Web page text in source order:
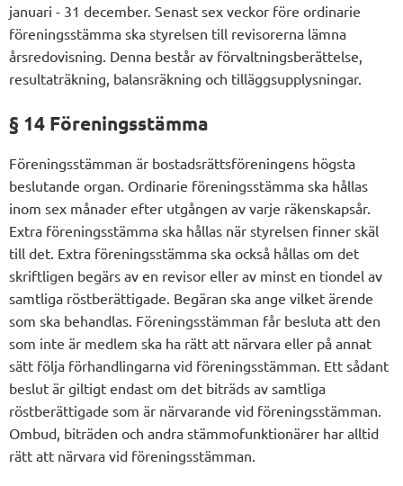
januari - 31 december. Senast sex veckor före ordinarie
föreningsstämma ska styrelsen till revisorerna lämna
årsredovisning. Denna består av förvaltningsberättelse,
resultaträkning, balansräkning och tilläggsupplysningar.
§ 14 Föreningsstämma
Föreningsstämman är bostadsrättsföreningens högsta
beslutande organ. Ordinarie föreningsstämma ska hållas
inom sex månader efter utgången av varje räkenskapsår.
Extra föreningsstämma ska hållas när styrelsen finner skäl
till det. Extra föreningsstämma ska också hållas om det
skriftligen begärs av en revisor eller av minst en tiondel av
samtliga röstberättigade. Begäran ska ange vilket ärende
som ska behandlas. Föreningsstämman får besluta att den
som inte är medlem ska ha rätt att närvara eller på annat
sätt följa förhandlingarna vid föreningsstämman. Ett sådant
beslut är giltigt endast om det biträds av samtliga
röstberättigade som är närvarande vid föreningsstämman.
Ombud, biträden och andra stämmofunktionärer har alltid
rätt att närvara vid föreningsstämman.